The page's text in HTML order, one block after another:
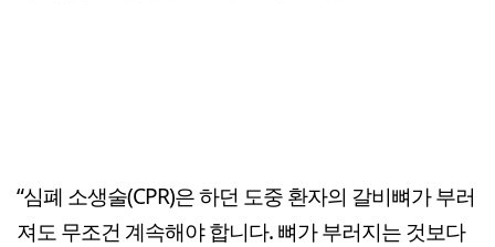
“심폐 소생술(CPR)은 하던 도중 환자의 갈비뼈가 부러
져도 무조건 계속해야 합니다. 뼈가 부러지는 것보다